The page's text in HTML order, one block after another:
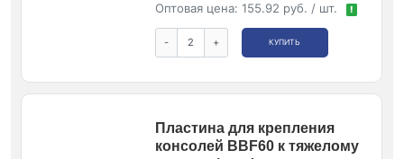
Оптовая цена: 155.92 руб. / шт. !
- + КУПИТЬ
Пластина для крепления
консолей BBF60 к тяжелому